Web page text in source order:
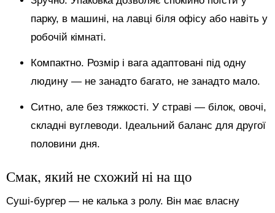
парку, в машині, на лавці біля офісу або навіть у
робочій кімнаті.
Компактно. Розмір і вага адаптовані під одну
людину — не занадто багато, не занадто мало.
Ситно, але без тяжкості. У страві — білок, овочі,
складні вуглеводи. Ідеальний баланс для другої
половини дня.
Смак, який не схожий ні на що
Суші-бургер — не калька з ролу. Він має власну